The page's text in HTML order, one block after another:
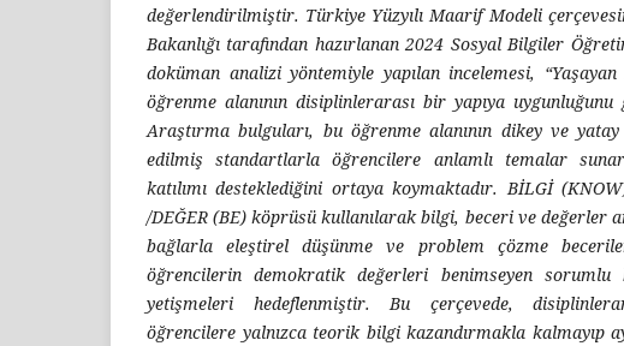
değerlendirilmiştir. Türkiye Yüzyılı Maarif Modeli
Bakanlığı tarafından hazırlanan 2024 Sosyal Bilgiler
doküman analizi yöntemiyle yapılan incelemesi,
öğrenme alanının disiplinlerarası bir yapıya uygunluğunu
Araştırma bulguları, bu öğrenme alanının dikey ve
edilmiş standartlarla öğrencilere anlamlı temalar
katılımı desteklediğini ortaya koymaktadır. BİLGİ
/DEĞER (BE) köprüsü kullanılarak bilgi, beceri ve değerler
bağlarla eleştirel düşünme ve problem çözme
öğrencilerin demokratik değerleri benimseyen
yetişmeleri hedeflenmiştir. Bu çerçevede,
öğrencilere yalnızca teorik bilgi kazandırmakla kalmayıp